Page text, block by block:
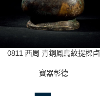
0811 西周 青銅鳳鳥紋提樑卣
寶器彰德